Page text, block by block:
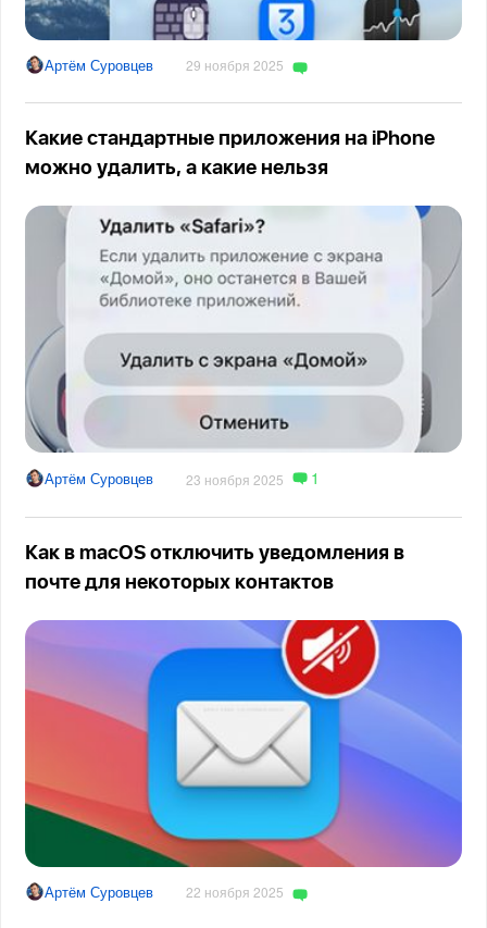
Артём Суровцев 29 ноября 2025
Какие стандартные приложения на iPhone
можно удалить, а какие нельзя
Артём Суровцев 23 ноября 2025 1
Как в macOS отключить уведомления в
почте для некоторых контактов
Артём Суровцев 22 ноября 2025